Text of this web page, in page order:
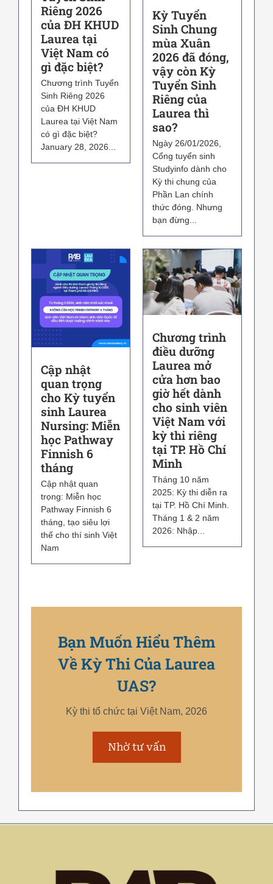
Riêng 2026
của ĐH KHUD
Laurea tại
Việt Nam có
gì đặc biệt?
Chương trình Tuyển
Sinh Riêng 2026
của ĐH KHUD
Laurea tại Việt Nam
có gì đặc biệt?
January 28, 2026...
Kỳ Tuyển
Sinh Chung
mùa Xuân
2026 đã đóng,
vậy còn Kỳ
Tuyển Sinh
Riêng của
Laurea thì
sao?
Ngày 26/01/2026,
Cổng tuyển sinh
Studyinfo dành cho
Kỳ thi chung của
Phần Lan chính
thức đóng. Nhưng
bạn đừng...
Cập nhật
quan trọng
cho Kỳ tuyển
sinh Laurea
Nursing: Miễn
học Pathway
Finnish 6
tháng
Cập nhật quan
trọng: Miễn học
Pathway Finnish 6
tháng, tạo siêu lợi
thế cho thí sinh Việt
Nam
Chương trình
điều dưỡng
Laurea mở
cửa hơn bao
giờ hết dành
cho sinh viên
Việt Nam với
kỳ thi riêng
tại TP. Hồ Chí
Minh
Tháng 10 năm
2025: Kỳ thi diễn ra
tại TP. Hồ Chí Minh.
Tháng 1 & 2 năm
2026: Nhập...
Bạn Muốn Hiểu Thêm
Về Kỳ Thi Của Laurea
UAS?
Kỳ thi tổ chức tại Việt Nam, 2026
Nhờ tư vấn